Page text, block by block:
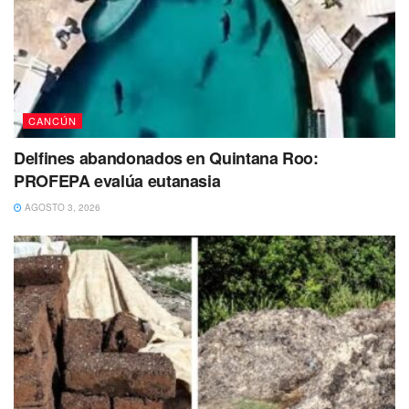
También te puede interesar Leer
CANCÚN
Delfines abandonados en Quintana Roo:
PROFEPA evalúa eutanasia
AGOSTO 3, 2026